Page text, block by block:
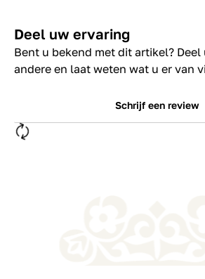
Deel uw ervaring
Bent u bekend met dit artikel?
andere en laat weten wat u er van
Schrijf een review